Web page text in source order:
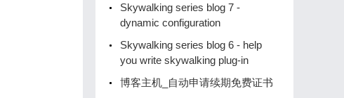
Skywalking series blog 7 -
dynamic configuration
Skywalking series blog 6 - help
you write skywalking plug-in
博客主机_自动申请续期免费证书